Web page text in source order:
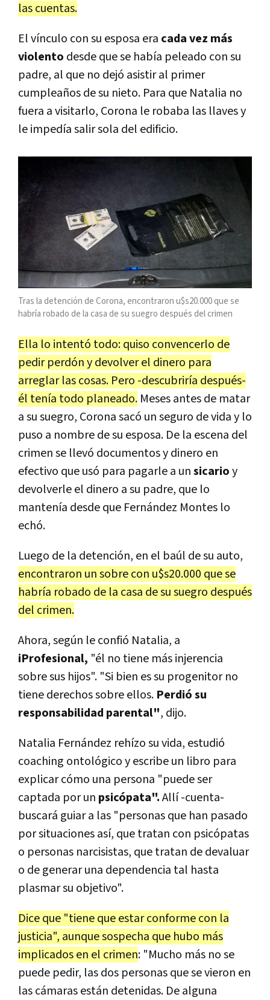
las cuentas.
El vínculo con su esposa era cada vez más
violento desde que se había peleado con su
padre, al que no dejó asistir al primer
cumpleaños de su nieto. Para que Natalia no
fuera a visitarlo, Corona le robaba las llaves y
le impedía salir sola del edificio.
Tras la detención de Corona, encontraron u$s20.000 que se
habría robado de la casa de su suegro después del crimen
Ella lo intentó todo: quiso convencerlo de
pedir perdón y devolver el dinero para
arreglar las cosas. Pero -descubriría después-
él tenía todo planeado. Meses antes de matar
a su suegro, Corona sacó un seguro de vida y lo
puso a nombre de su esposa. De la escena del
crimen se llevó documentos y dinero en
efectivo que usó para pagarle a unsicarioy
devolverle el dinero a su padre, que lo
mantenía desde que Fernández Montes lo
echó.
Luego de la detención, en el baúl de su auto,
encontraron un sobre con u$s20.000 que se
habría robado de la casa de su suegro después
del crimen.
Ahora, según le confió Natalia, a
iProfesional, "él no tiene más injerencia
sobre sus hijos". "Si bien es su progenitor no
tiene derechos sobre ellos. Perdió su
responsabilidad parental", dijo.
Natalia Fernández rehízo su vida, estudió
coaching ontológico y escribe un libro para
explicar cómo una persona "puede ser
captada por un psicópata".Allí -cuenta-
buscará guiar a las "personas que han pasado
por situaciones así, que tratan con psicópatas
o personas narcisistas, que tratan de devaluar
o de generar una dependencia tal hasta
plasmar su objetivo".
Dice que "tiene que estar conforme con la
justicia", aunque sospecha que hubo más
implicados en el crimen: "Mucho más no se
puede pedir, las dos personas que se vieron en
las cámaras están detenidas. De alguna